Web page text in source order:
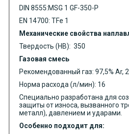
DIN 8555:MSG 1 GF-350-P
EN 14700: TFe 1
Механические свойства
Твердость (HB): 350
Газовая смесь
Рекомендованный газ: 97,5% Ar,
Норма расхода (л/мин): 16
Специально разработана для
защиты от износа, вызванного
металл), давлением и ударами.
Особенно подходит для: